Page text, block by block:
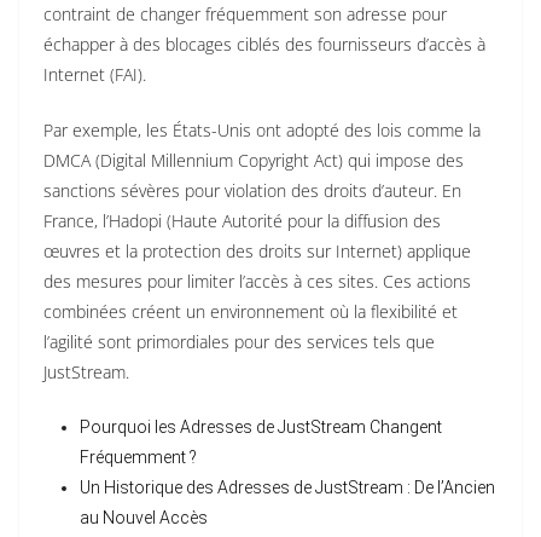
contraint de changer fréquemment son adresse pour
échapper à des blocages ciblés des fournisseurs d’accès à
Internet (FAI).
Par exemple, les États-Unis ont adopté des lois comme la
DMCA (Digital Millennium Copyright Act) qui impose des
sanctions sévères pour violation des droits d’auteur. En
France, l’Hadopi (Haute Autorité pour la diffusion des
œuvres et la protection des droits sur Internet) applique
des mesures pour limiter l’accès à ces sites. Ces actions
combinées créent un environnement où la flexibilité et
l’agilité sont primordiales pour des services tels que
JustStream.
Pourquoi les Adresses de JustStream Changent
Fréquemment ?
Un Historique des Adresses de JustStream : De l’Ancien
au Nouvel Accès